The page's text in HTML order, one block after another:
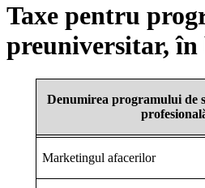
Taxe pentru
preuniversitar, în
Denumirea programului de
Marketingul afacerilor